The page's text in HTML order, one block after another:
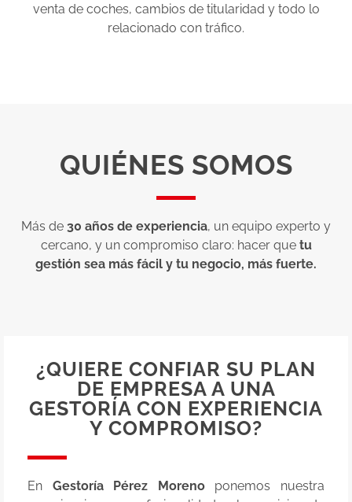
venta de coches, cambios de titularidad y todo lo
relacionado con tráfico.
QUIÉNES SOMOS
Más de 30 años de experiencia, un equipo experto y
cercano, y un compromiso claro: hacer que tu
gestión sea más fácil y tu negocio, más fuerte.
¿QUIERE CONFIAR SU PLAN
DE EMPRESA A UNA
GESTORÍA CON EXPERIENCIA
Y COMPROMISO?
En Gestoría Pérez Morenoponemos nuestra